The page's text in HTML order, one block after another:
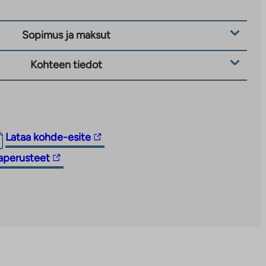
Sopimus ja maksut
Kohteen tiedot
Lataa kohde-esite
Linkki
vie
ulkopuoliseen